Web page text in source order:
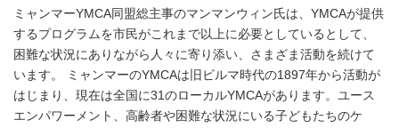
ミャンマーYMCA同盟総主事のマンマンウィン氏は、YMCAが提供
するプログラムを市民がこれまで以上に必要としているとして、
困難な状況にありながら人々に寄り添い、さまざま活動を続けて
います。 ミャンマーのYMCAは旧ビルマ時代の1897年から活動が
はじまり、現在は全国に31のローカルYMCAがあります。ユース
エンパワーメント、高齢者や困難な状況にいる子どもたちのケ